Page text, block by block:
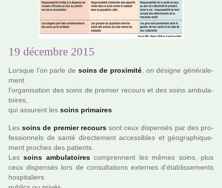
19 décembre 2015
Lorsque l’on parle de soins de proxi­mité , on dési­gne géné­ra­le­
ment
l’orga­ni­sa­tion des soins de pre­mier recours et des soins ambu­la­
toi­res,
qui assu­rent les soins pri­mai­res
Lessoins de pre­mier recourssont ceux dis­pen­sés par des pro­
fes­sion­nels de santé direc­te­ment acces­si­bles et géo­gra­phi­que­
ment pro­ches des patients.
Lessoins ambu­la­toi­rescom­pren­nent les mêmes soins, plus
ceux dis­pen­sés lors de consul­ta­tions exter­nes d’établissements
hos­pi­ta­liers